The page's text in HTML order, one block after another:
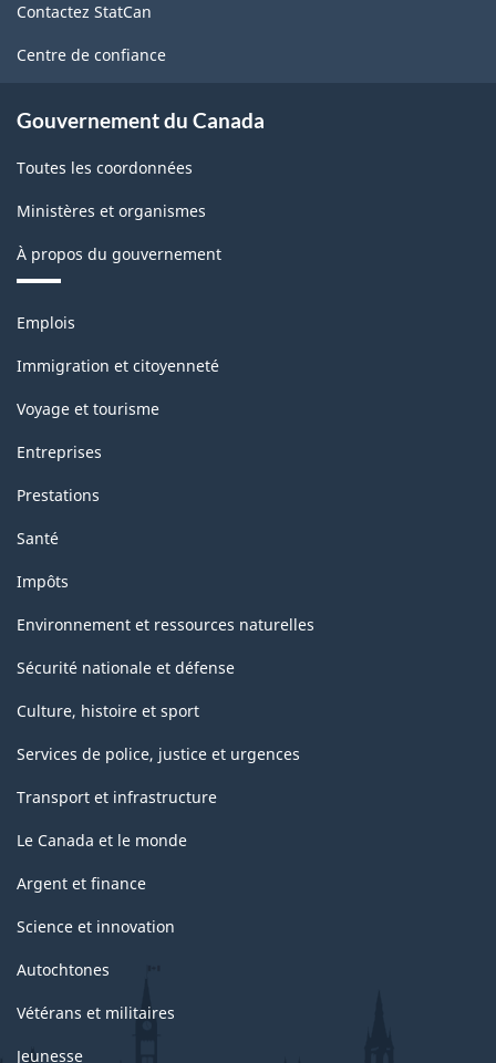
ce
site
Contactez StatCan
Centre de confiance
Gouvernement du Canada
Toutes les coordonnées
Ministères et organismes
À propos du gouvernement
Thèmes
sujets
Emplois
Immigration et citoyenneté
Voyage et tourisme
Entreprises
Prestations
Santé
Impôts
Environnement et ressources naturelles
Sécurité nationale et défense
Culture, histoire et sport
Services de police, justice et urgences
Transport et infrastructure
Le Canada et le monde
Argent et finance
Science et innovation
Autochtones
Vétérans et militaires
Jeunesse